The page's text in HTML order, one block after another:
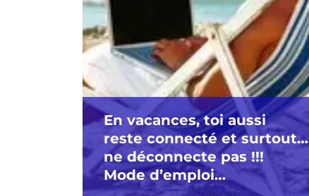
En vacances, toi aussi
reste connecté et surtout…
ne déconnecte pas !!!
Mode d’emploi…